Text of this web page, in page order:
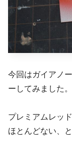
今回はガイアノ
ーしてみました。
プレミアムレッ
ほとんどない、